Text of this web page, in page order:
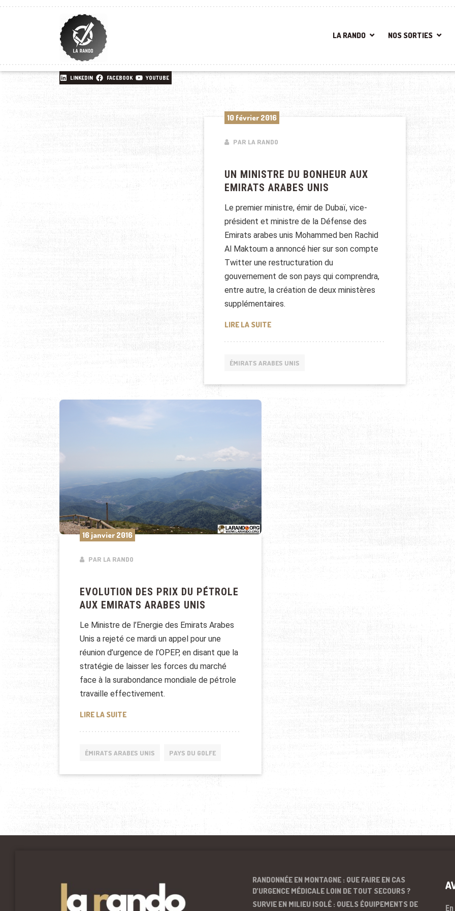
LA RANDO NOS SORTIES
LINKEDIN FACEBOOK YOUTUBE
10 février 2016
PAR LA RANDO
UN MINISTRE DU BONHEUR AUX
EMIRATS ARABES UNIS
Le premier ministre, émir de Dubaï, vice-
président et ministre de la Défense des
Emirats arabes unis Mohammed ben Rachid
Al Maktoum a annoncé hier sur son compte
Twitter une restructuration du
gouvernement de son pays qui comprendra,
entre autre, la création de deux ministères
supplémentaires.
LIRE LA SUITEUN MINISTRE DU BONHEUR AUX EMIRATS ARABES UNIS
ÉMIRATS ARABES UNIS
16 janvier 2016
PAR LA RANDO
EVOLUTION DES PRIX DU PÉTROLE
AUX EMIRATS ARABES UNIS
Le Ministre de l’Energie des Emirats Arabes
Unis a rejeté ce mardi un appel pour une
réunion d’urgence de l’OPEP, en disant que la
stratégie de laisser les forces du marché
face à la surabondance mondiale de pétrole
travaille effectivement.
LIRE LA SUITEEVOLUTION DES PRIX DU PÉTROLE AUX EMIRATS ARABES UNIS
ÉMIRATS ARABES UNIS PAYS DU GOLFE
RANDONNÉE EN MONTAGNE : QUE FAIRE EN CAS
D’URGENCE MÉDICALE LOIN DE TOUT SECOURS ?
SURVIE EN MILIEU ISOLÉ : QUELS ÉQUIPEMENTS DE